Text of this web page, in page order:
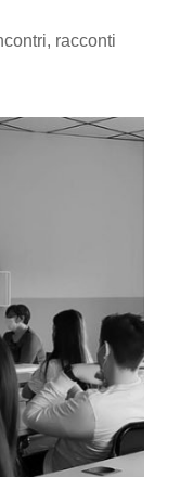
racconti